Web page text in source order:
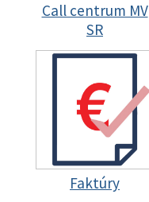
Call centrum MV
SR
Faktúry